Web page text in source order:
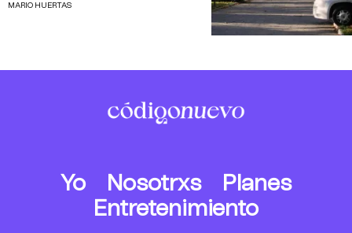
MARIO HUERTAS
Yo Nosotrxs
Planes
Entretenimiento